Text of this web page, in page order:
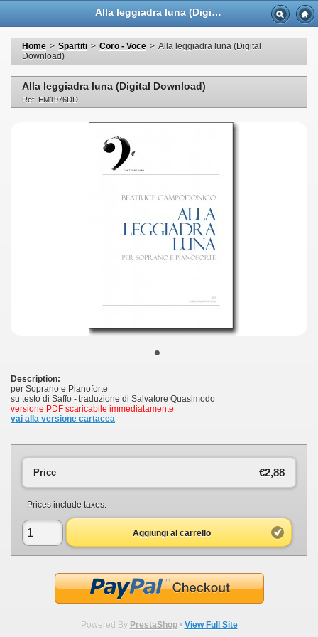
Alla leggiadra luna (Digital Download) - Casa Musicale Eco
Home > Spartiti > Coro - Voce > Alla leggiadra luna (Digital
Download)
Alla leggiadra luna (Digital Download)
Ref: EM1976DD
•
Description:
per Soprano e Pianoforte
su testo di Saffo - traduzione di Salvatore Quasimodo
versione PDF scaricabile immediatamente
vai alla versione cartacea
€2,88
Price
Prices include taxes.
Aggiungi al carrello
Powered By PrestaShop• View Full Site